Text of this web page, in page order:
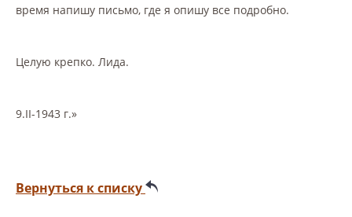
время напишу письмо, где я опишу все подробно.
Целую крепко. Лида.
9.II-1943 г.»
Вернуться к списку